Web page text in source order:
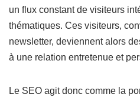
un flux constant de visiteurs
thématiques. Ces visiteurs,
newsletter, deviennent alors
à une relation entretenue et
Le SEO agit donc comme la